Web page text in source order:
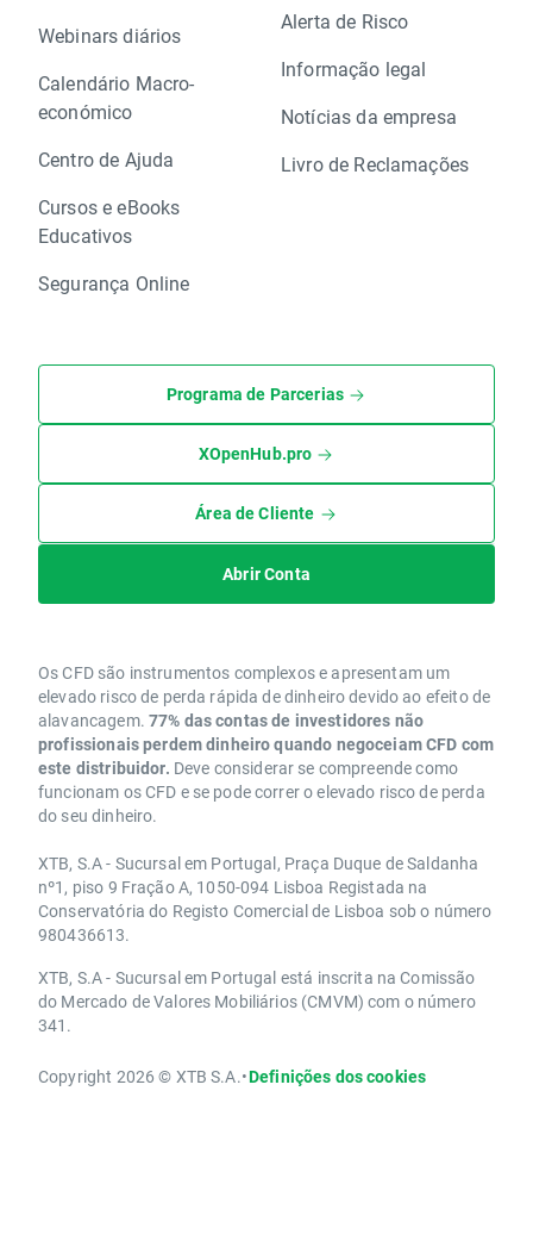
Webinars diários
Calendário Macro-
económico
Centro de Ajuda
Cursos e eBooks
Educativos
Segurança Online
Alerta de Risco
Informação legal
Notícias da empresa
Livro de Reclamações
Programa de Parcerias
XOpenHub.pro
Área de Cliente
Abrir Conta
Os CFD são instrumentos complexos e apresentam um
elevado risco de perda rápida de dinheiro devido ao efeito de
alavancagem. 77% das contas de investidores não
profissionais perdem dinheiro quando negoceiam CFD com
este distribuidor. Deve considerar se compreende como
funcionam os CFD e se pode correr o elevado risco de perda
do seu dinheiro.
XTB, S.A - Sucursal em Portugal, Praça Duque de Saldanha
nº1, piso 9 Fração A, 1050-094 Lisboa Registada na
Conservatória do Registo Comercial de Lisboa sob o número
980436613.
XTB, S.A - Sucursal em Portugal está inscrita na Comissão
do Mercado de Valores Mobiliários (CMVM) com o número
341.
Copyright 2026 © XTB S.A.•Definições dos cookies